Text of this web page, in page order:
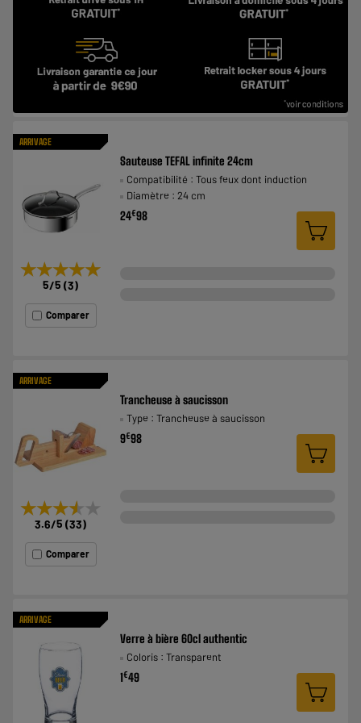
ARRIVAGE
★★★★★
★★★★★
5/5 (3)
Comparer
Sauteuse TEFAL infinite 24cm
Compatibilité : Tous feux dont induction
Diamètre : 24 cm
24€98
ARRIVAGE
★★★★★
★★★★★
3.6/5 (33)
Comparer
Trancheuse à saucisson
Type : Trancheuse à saucisson
9€98
ARRIVAGE
Verre à bière 60cl authentic
Coloris : Transparent
1€49